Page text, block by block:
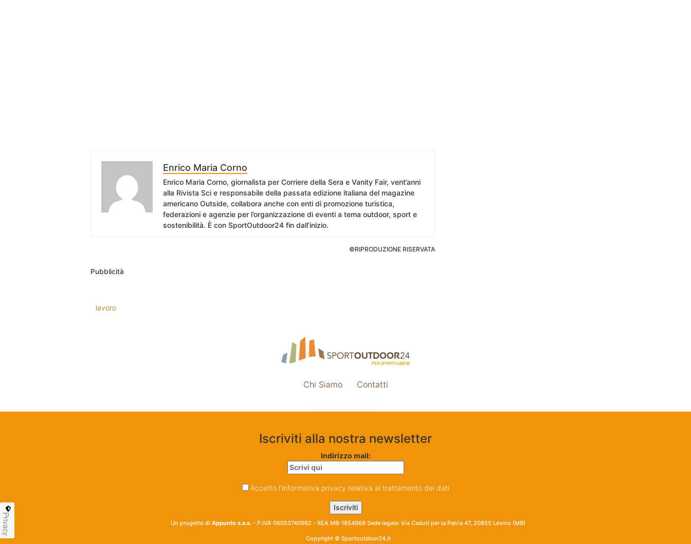
Enrico Maria Corno
Enrico Maria Corno, giornalista per Corriere della Sera e Vanity Fair, vent’anni
alla Rivista Sci e responsabile della passata edizione italiana del magazine
americano Outside, collabora anche con enti di promozione turistica,
federazioni e agenzie per l’organizzazione di eventi a tema outdoor, sport e
sostenibilità. È con SportOutdoor24 fin dall’inizio.
©RIPRODUZIONE RISERVATA
Pubblicità
lavoro
Chi Siamo Contatti
Iscriviti alla nostra newsletter
Indirizzo mail:
Accetto l'informativa privacy relativa al trattamento dei dati
Un progetto di Appunto s.a.s. - P.IVA 06053740962 - REA MB-1854968 Sede legale: Via Caduti per la Patria 47, 20855 Lesmo (MB)
Copyright © Sportoutdoor24.it
Privacy